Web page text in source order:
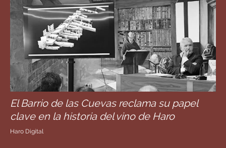
El Barrio de las Cuevas reclama su papel
clave en la historia del vino de Haro
Haro Digital